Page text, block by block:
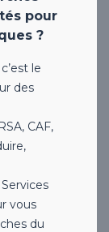
pour
?
le
des
CAF,
vous
du